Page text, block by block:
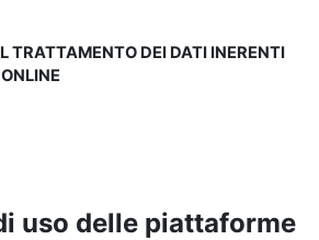
TRATTAMENTO DEI DATI INERENTI
uso delle piattaforme